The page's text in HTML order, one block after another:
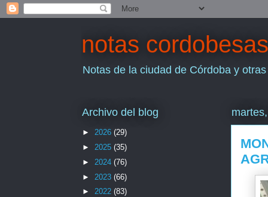
notas cordobesas
Notas de la ciudad de Córdoba y
Archivo del blog
► 2026 (29)
► 2025 (35)
► 2024 (76)
► 2023 (66)
► 2022 (83)